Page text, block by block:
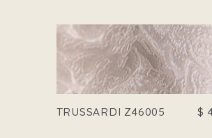
TRUSSARDI Z46005 $